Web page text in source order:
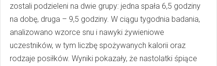
zostali podzieleni na dwie grupy: jedna spała 6,5 godziny
na dobę, druga – 9,5 godziny. W ciągu tygodnia badania,
analizowano wzorce snu i nawyki żywieniowe
uczestników, w tym liczbę spożywanych kalorii oraz
rodzaje posiłków. Wyniki pokazały, że nastolatki śpiące